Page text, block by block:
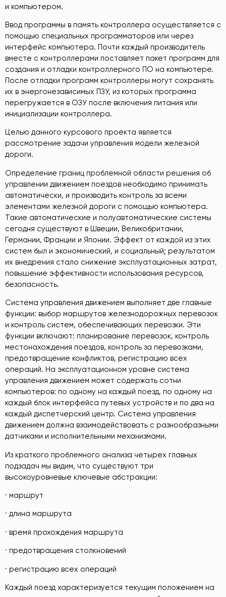
и компьютером.
Ввод программы в память контроллера осуществляется с
помощью специальных программаторов или через
интерфейс компьютера. Почти каждый производитель
вместе с контроллерами поставляет пакет программ для
создания и отладки контроллерного ПО на компьютере.
После отладки программ контроллеры могут сохранять
их в энергонезависимых ПЗУ, из которых программа
перегружается в ОЗУ после включения питания или
инициализации контроллера.
Целью данного курсового проекта является
рассмотрение задачи управления модели железной
дороги.
Определение границ проблемной области решения об
управлении движением поездов необходимо принимать
автоматически, и производить контроль за всеми
элементами железной дороги с помощью компьютера.
Такие автоматические и полуавтоматические системы
сегодня существуют в Швеции, Великобритании,
Германии, Франции и Японии. Эффект от каждой из этих
систем был и экономический, и социальный; результатом
их внедрения стало снижение эксплуатационных затрат,
повышение эффективности использования ресурсов,
безопасность.
Система управления движением выполняет две главные
функции: выбор маршрутов железнодорожных перевозок
и контроль систем, обеспечивающих перевозки. Эти
функции включают: планирование перевозок, контроль
местонахождения поездов, контроль за перевозками,
предотвращение конфликтов, регистрацию всех
операций. На эксплуатационном уровне система
управления движением может содержать сотни
компьютеров: по одному на каждый поезд, по одному на
каждый блок интерфейса путевых устройств и по два на
каждый диспетчерский центр. Система управления
движением должна взаимодействовать с разнообразными
датчиками и исполнительными механизмами.
Из краткого проблемного анализа четырех главных
подзадач мы видим, что существуют три
высокоуровневые ключевые абстракции:
· маршрут
· длина маршрута
· время прохождения маршрута
· предотвращения столкновений
· регистрацию всех операций
Каждый поезд характеризуется текущим положением на